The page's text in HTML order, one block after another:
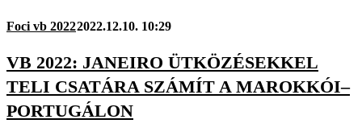
Foci vb 20222022.12.10. 10:29
VB 2022: JANEIRO ÜTKÖZÉSEKKEL
TELI CSATÁRA SZÁMÍT A MAROKKÓI–
PORTUGÁLON